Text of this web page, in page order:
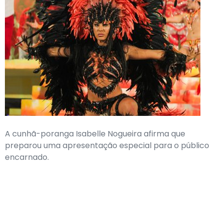
A cunhã-poranga Isabelle Nogueira afirma que
preparou uma apresentação especial para o público
encarnado.